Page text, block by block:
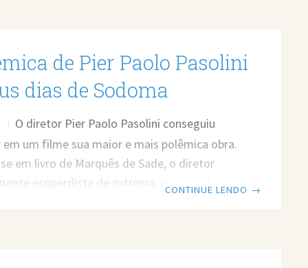
de Pier Paolo Pasolini
dias de Sodoma
O diretor Pier Paolo Pasolini conseguiu
um filme sua maior e mais polêmica obra.
em livro de Marquês de Sade, o diretor
esquerdista de extrema, um grande
CONTINUE LENDO →